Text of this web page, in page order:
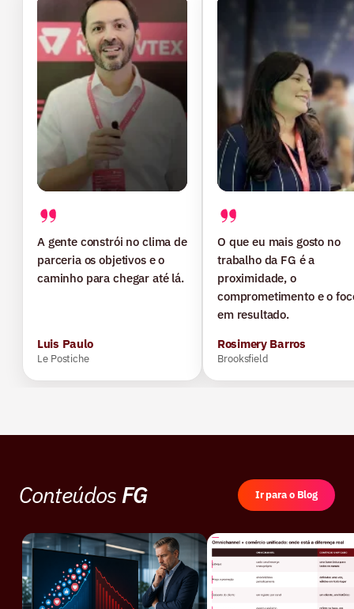
A gente constrói no clima de
parceria os objetivos e o
caminho para chegar até lá.
Luis Paulo
Le Postiche
O que eu mais gosto no
trabalho da FG é a
proximidade, o
comprometimento e o
em resultado.
Rosimery Barros
Brooksfield
ConteúdosFG Ir para o Blog